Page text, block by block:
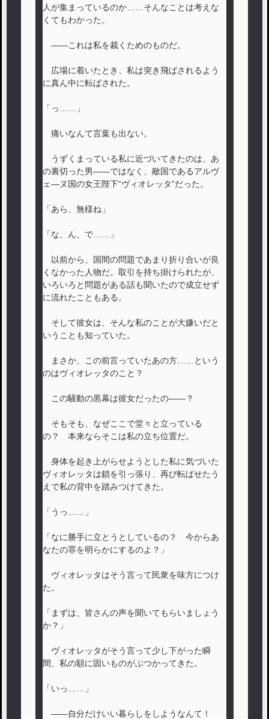
人が集まっているのか……そんなことは考えな
くてもわかった。
――これは私を裁くためのものだ。
広場に着いたとき、私は突き飛ばされるよう
に真ん中に転ばされた。
「っ……」
痛いなんて言葉も出ない。
うずくまっている私に近づいてきたのは、あ
の裏切った男――ではなく、敵国であるアルヴ
ェ―ヌ国の女王陛下“ヴィオレッタ”だった。
「あら、無様ね」
「な、ん、で……」
以前から、国間の問題であまり折り合いが良
くなかった人物だ。取引を持ち掛けられたが、
いろいろと問題がある話も聞いたので成立せず
に流れたこともある。
そして彼女は、そんな私のことが大嫌いだと
いうことも知っていた。
まさか、この前言っていたあの方……という
のはヴィオレッタのこと？
この騒動の黒幕は彼女だったの――？
そもそも、なぜここで堂々と立っている
の？ 本来ならそこは私の立ち位置だ。
身体を起き上がらせようとした私に気づいた
ヴィオレッタは鎖を引っ張り、再び転ばせたう
えで私の背中を踏みつけてきた。
「うっ……」
「なに勝手に立とうとしているの？ 今からあ
なたの罪を明らかにするのよ？」
ヴィオレッタはそう言って民衆を味方につけ
た。
「まずは、皆さんの声を聞いてもらいましょう
か？」
ヴィオレッタがそう言って少し下がった瞬
間、私の額に固いものがぶつかってきた。
「いっ……」
――自分だけいい暮らしをしようなんて！